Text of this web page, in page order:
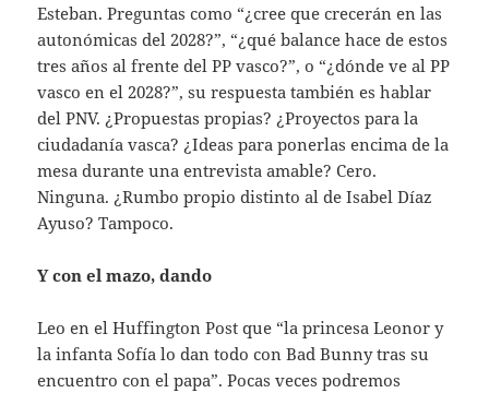
Esteban. Preguntas como “¿cree que crecerán en las
autonómicas del 2028?”, “¿qué balance hace de estos
tres años al frente del PP vasco?”, o “¿dónde ve al PP
vasco en el 2028?”, su respuesta también es hablar
del PNV. ¿Propuestas propias? ¿Proyectos para la
ciudadanía vasca? ¿Ideas para ponerlas encima de la
mesa durante una entrevista amable? Cero.
Ninguna. ¿Rumbo propio distinto al de Isabel Díaz
Ayuso? Tampoco.
Y con el mazo, dando
Leo en el Huffington Post que “la princesa Leonor y
la infanta Sofía lo dan todo con Bad Bunny tras su
encuentro con el papa”. Pocas veces podremos